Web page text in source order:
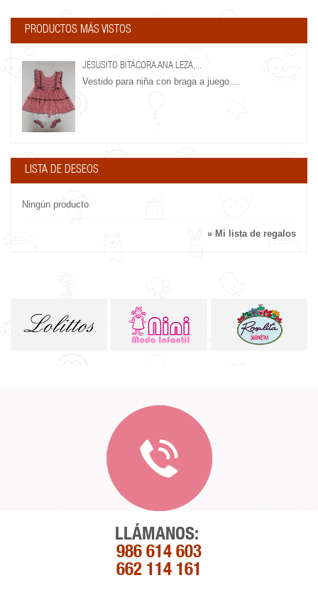
PRODUCTOS MÁS VISTOS
JESUSITO BITÁCORA ANA LEZA,...
Vestido para niña con braga a juego....
LISTA DE DESEOS
Ningún producto
» Mi lista de regalos
LLÁMANOS:
986 614 603
662 114 161